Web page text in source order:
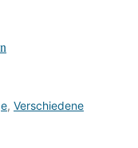
, Verschiedene